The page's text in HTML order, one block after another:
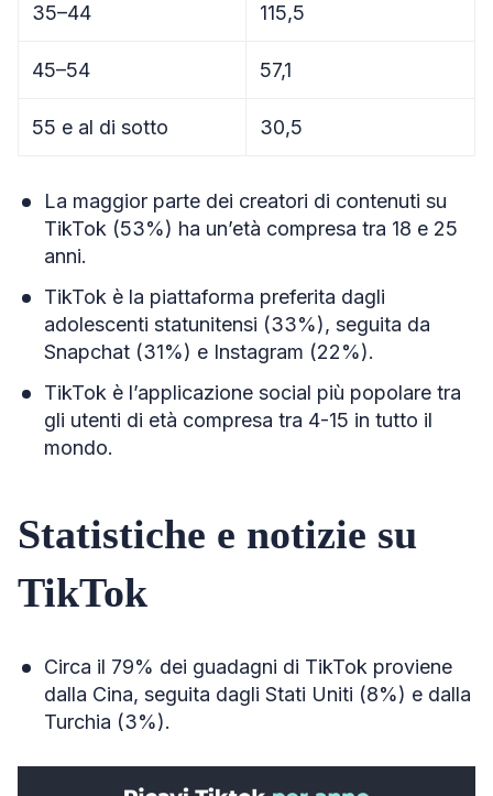
35–44 115,5
45–54 57,1
55 e al di sotto 30,5
La maggior parte dei creatori di contenuti su
TikTok (53%) ha un’età compresa tra 18 e 25
anni.
TikTok è la piattaforma preferita dagli
adolescenti statunitensi (33%), seguita da
Snapchat (31%) e Instagram (22%).
TikTok è l’applicazione social più popolare tra
gli utenti di età compresa tra 4-15 in tutto il
mondo.
Statistiche e notizie su
TikTok
Circa il 79% dei guadagni di TikTok proviene
dalla Cina, seguita dagli Stati Uniti (8%) e dalla
Turchia (3%).